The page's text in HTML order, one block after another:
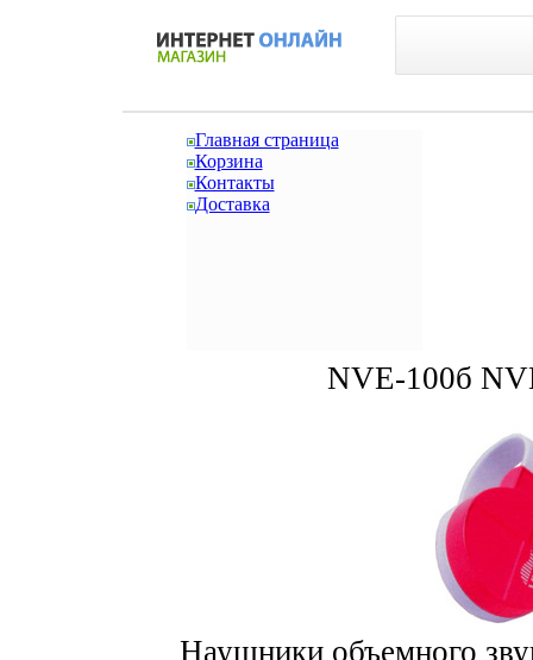
Главная страница
Корзина
Контакты
Доставка
NVE-100б
Наушники объемного